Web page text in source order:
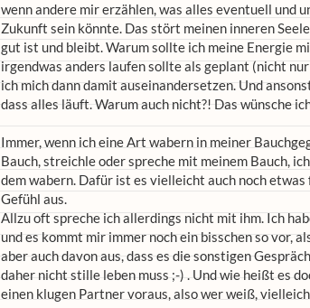
wenn andere mir erzählen, was alles eventuell und
Zukunft sein könnte. Das stört meinen inneren
gut ist und bleibt. Warum sollte ich meine Energie
irgendwas anders laufen sollte als geplant (nicht
ich mich dann damit auseinandersetzen. Und
dass alles läuft. Warum auch nicht?! Das wünsche
Immer, wenn ich eine Art wabern in meiner
Bauch, streichle oder spreche mit meinem Bauch,
dem wabern. Dafür ist es vielleicht auch noch
Gefühl aus.
Allzu oft spreche ich allerdings nicht mit ihm. Ich
und es kommt mir immer noch ein bisschen so vor,
aber auch davon aus, dass es die sonstigen
daher nicht stille leben muss ;-) . Und wie heißt es
einen klugen Partner voraus, also wer weiß,